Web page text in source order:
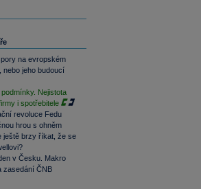
na evropském
nebo jeho budoucí
podmínky. Nejistota
i spotřebitele
revoluce Fedu
hrou s ohněm
ještě brzy říkat, že se
v Česku. Makro
zasedání ČNB